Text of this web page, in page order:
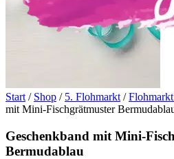
Start / Shop / 5. Flohmarkt /
mit Mini-Fischgrätmuster
Geschenkband mit Mini-
Bermudablau